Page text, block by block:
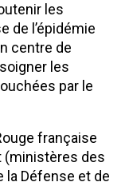
les
de l’épidémie
centre de
les
par le
française
(ministères des
la Défense et de